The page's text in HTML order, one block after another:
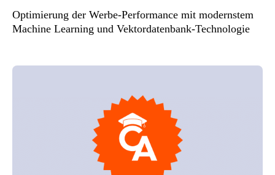
Optimierung der Werbe-Performance mit modernstem
Machine Learning und Vektordatenbank-Technologie